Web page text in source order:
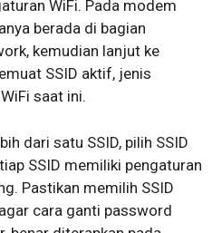
WiFi. Pada modem
berada di bagian
kemudian lanjut ke
SSID aktif, jenis
saat ini.
dari satu SSID, pilih SSID
SSID memiliki pengaturan
Pastikan memilih SSID
cara ganti password